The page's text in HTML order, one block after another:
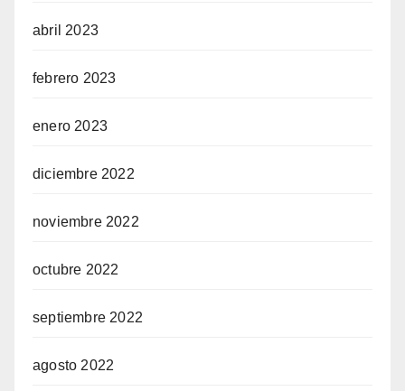
abril 2023
febrero 2023
enero 2023
diciembre 2022
noviembre 2022
octubre 2022
septiembre 2022
agosto 2022